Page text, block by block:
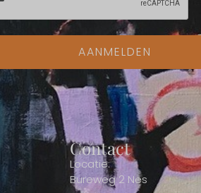
AANMELDEN
Contact
Locatie:
Bureweg 2 Nes